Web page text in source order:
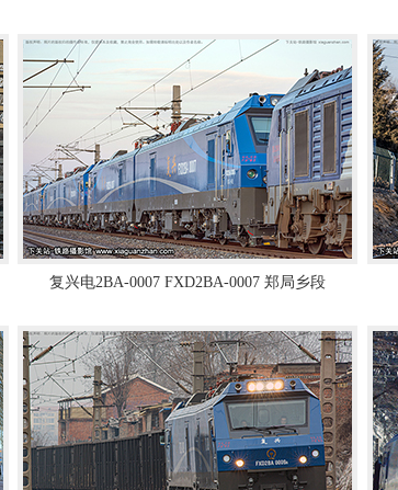
复兴电2BA-0007 FXD2BA-0007 郑局乡段